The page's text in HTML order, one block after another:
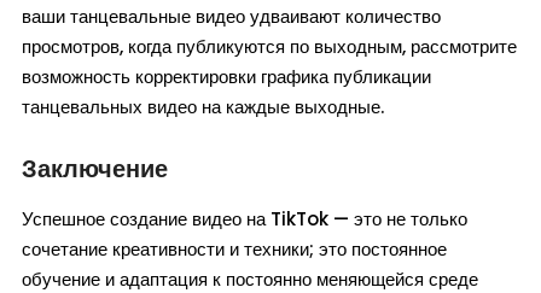
ваши танцевальные видео удваивают количество
просмотров, когда публикуются по выходным, рассмотрите
возможность корректировки графика публикации
танцевальных видео на каждые выходные.
Заключение
Успешное создание видео на TikTok — это не только
сочетание креативности и техники; это постоянное
обучение и адаптация к постоянно меняющейся среде